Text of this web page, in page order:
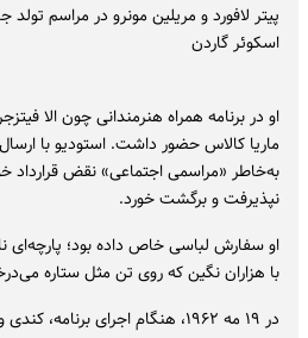
پیتر لافورد و مریلین مونرو در مراسم
اسکوئر گاردن
او در برنامه همراه هنرمندانی چون الا
ماریا کالاس حضور داشت. استودیو با
به‌خاطر «مراسمی اجتماعی» نقض قرارداد
نپذیرفت و برگشت خورد.
او سفارش لباسی خاص داده بود؛
با هزاران نگین که روی تن مثل ستاره
در ۱۹ مه ۱۹۶۲، هنگام اجرای